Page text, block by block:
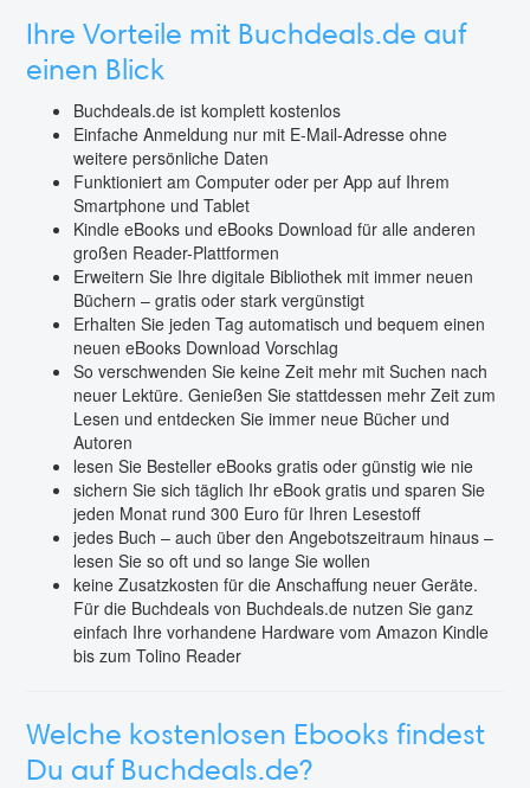
Ihre Vorteile mit Buchdeals.de auf
einen Blick
Buchdeals.de ist komplett kostenlos
Einfache Anmeldung nur mit E-Mail-Adresse ohne
weitere persönliche Daten
Funktioniert am Computer oder per App auf Ihrem
Smartphone und Tablet
Kindle eBooks und eBooks Download für alle anderen
großen Reader-Plattformen
Erweitern Sie Ihre digitale Bibliothek mit immer neuen
Büchern – gratis oder stark vergünstigt
Erhalten Sie jeden Tag automatisch und bequem einen
neuen eBooks Download Vorschlag
So verschwenden Sie keine Zeit mehr mit Suchen nach
neuer Lektüre. Genießen Sie stattdessen mehr Zeit zum
Lesen und entdecken Sie immer neue Bücher und
Autoren
lesen Sie Besteller eBooks gratis oder günstig wie nie
sichern Sie sich täglich Ihr eBook gratis und sparen Sie
jeden Monat rund 300 Euro für Ihren Lesestoff
jedes Buch – auch über den Angebotszeitraum hinaus –
lesen Sie so oft und so lange Sie wollen
keine Zusatzkosten für die Anschaffung neuer Geräte.
Für die Buchdeals von Buchdeals.de nutzen Sie ganz
einfach Ihre vorhandene Hardware vom Amazon Kindle
bis zum Tolino Reader
Welche kostenlosen Ebooks findest
Du auf Buchdeals.de?